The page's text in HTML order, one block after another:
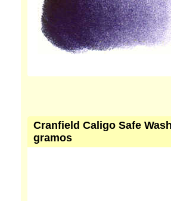
Cranfield Caligo Safe
gramos